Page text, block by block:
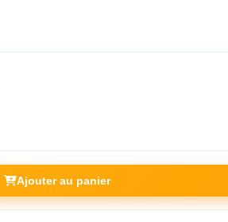
Ajouter au panier